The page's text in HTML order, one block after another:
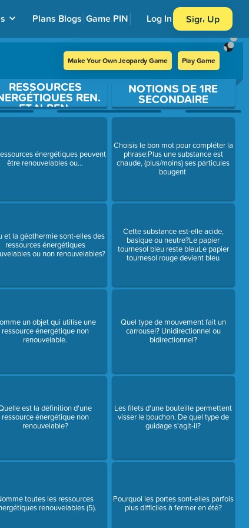
Plans Blogs Game PIN Log In Sign Up
Make Your Own Jeopardy Game Play Game
RESSOURCES
REN.
ET N-REN.
énergétiques peuvent
être renouvelables ou...
et la géothermie sont-elles des
ressources énergétiques
ou non renouvelables?
un objet qui utilise une
ressource énergétique non
renouvelable.
est la définition d'une
ressource énergétique non
renouvelable?
toutes les ressources
renouvelables (5).
NOTIONS DE 1RE
SECONDAIRE
Choisis le bon mot pour compléter la
phrase:Plus une substance est
chaude, (plus/moins) ses particules
bougent
Cette substance est-elle acide,
basique ou neutre?Le papier
tournesol bleu reste bleuLe papier
tournesol rouge devient bleu
Quel type de mouvement fait un
carrousel? Unidirectionnel ou
bidirectionnel?
Les filets d'une bouteille permettent
visser le bouchon. De quel type de
guidage s'agit-il?
Pourquoi les portes sont-elles parfois
plus difficiles à fermer en été?